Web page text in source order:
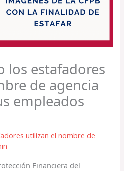
los estafadores
de agencia
empleados
utilizan el nombre de
Financiera del